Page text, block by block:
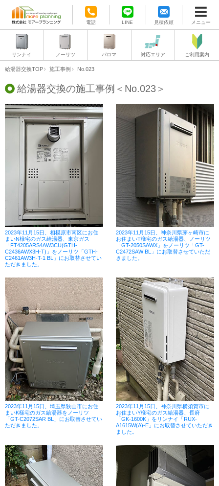
電話 LINE 見積依頼 メニュー
リンナイ ノーリツ パロマ 対応エリア ご利用案内
給湯器交換TOP 施工事例 No.023
給湯器交換の施工事例＜No.023＞
2023年11月15日、相模原市南区にお住
まいN様宅のガス給湯器、東京ガス
「FT4205ARS4AW3CU(GTH-
C2436AWX3H-T)」をノーリツ「GTH-
C2461AW3H-T-1 BL」にお取替させてい
ただきました。
2023年11月15日、神奈川県茅ヶ崎市に
お住まいT様宅のガス給湯器、ノーリツ
「GT-2050SAWX」をノーリツ「GT-
C2472SAW BL」にお取替させていただ
きました。
2023年11月15日、埼玉県狭山市にお住
まいK様宅のガス給湯器をノーリツ
「GT-C2072SAR BL」にお取替させてい
ただきました。
2023年11月15日、神奈川県横須賀市に
お住まいY様宅のガス給湯器、長府
「GK-1600K」をリンナイ「RUX-
A1615W(A)-E」にお取替させていただき
ました。